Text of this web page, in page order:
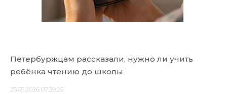
Петербуржцам рассказали, нужно ли учить
ребёнка чтению до школы
25.05.2026 07:39:25